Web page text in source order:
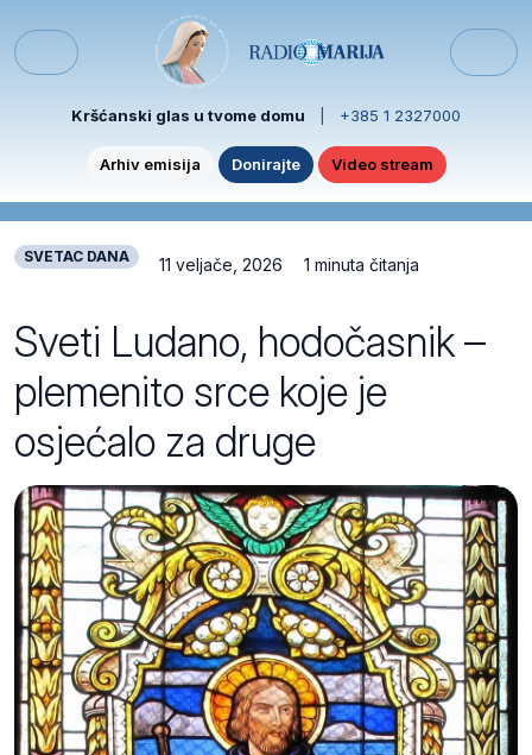
Menu
Kršćanski glas u tvome domu +385 1 2327000
Arhiv emisija Donirajte Video stream
SVETAC DANA 11 veljače, 2026 1 minuta čitanja
Sveti Ludano, hodočasnik –
plemenito srce koje je
osjećalo za druge